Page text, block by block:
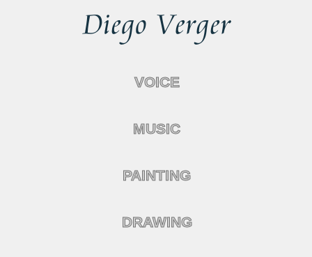
VOICE
MUSIC
PAINTING
DRAWING